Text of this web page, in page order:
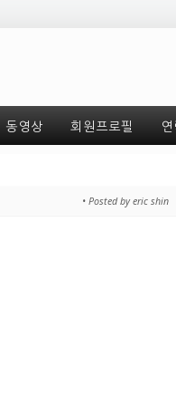
동영상 회원프로필 연
• Posted by eric shin